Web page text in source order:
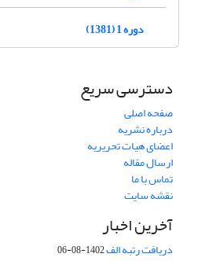
دوره 1 (1381)
دسترسی سریع
صفحه اصلی
درباره نشریه
اعضای هیات تحریریه
ارسال مقاله
تماس با ما
نقشه سایت
آخرین اخبار
دریافت رتبه الف1402-08-06